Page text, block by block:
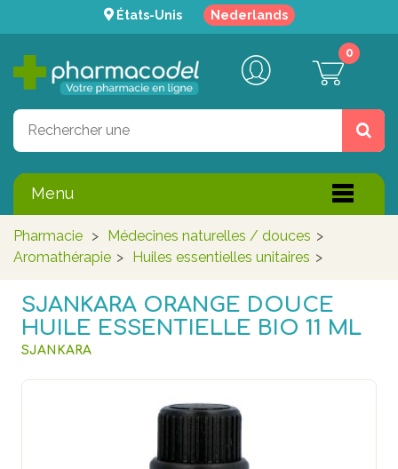
États-Unis Nederlands
0
Menu
Pharmacie > Médecines naturelles / douces >
Aromathérapie > Huiles essentielles unitaires >
SJANKARA ORANGE DOUCE
HUILE ESSENTIELLE BIO 11 ML
SJANKARA